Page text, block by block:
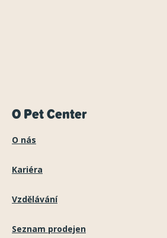
O Pet Center
O nás
Kariéra
Vzdělávání
Seznam prodejen